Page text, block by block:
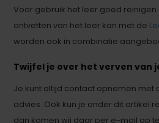
Voor gebruik het leer goed reinigen
ontvetten van het leer kan met de
worden ook in combinatie
Twijfel je over het verven van
Je kunt altijd contact opnemen met
advies. Ook kun je onder dit artikel
dan komen wij daar per e-mail op